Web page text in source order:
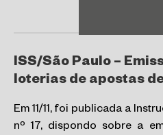
ISS/São Paulo –
loterias de apostas
Em 11/11, foi publicada a
nº 17, dispondo sobre a